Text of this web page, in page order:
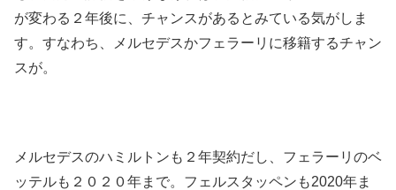
が変わる２年後に、チャンスがあるとみている気がしま
す。すなわち、メルセデスかフェラーリに移籍するチャン
スが。
メルセデスのハミルトンも２年契約だし、フェラーリのベ
ッテルも２０２０年まで。フェルスタッペンも2020年ま